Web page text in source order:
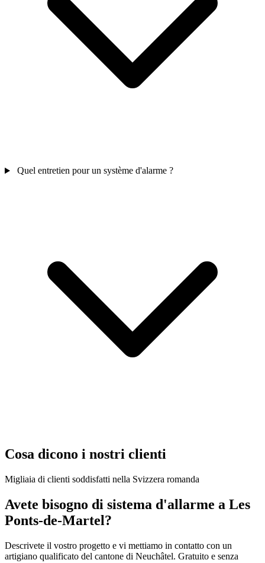
Quel entretien pour un système d'alarme ?
Cosa dicono i nostri clienti
Migliaia di clienti soddisfatti nella Svizzera romanda
Avete bisogno di sistema d'allarme a Les
Ponts-de-Martel?
Descrivete il vostro progetto e vi mettiamo in contatto con un
artigiano qualificato del cantone di Neuchâtel. Gratuito e senza